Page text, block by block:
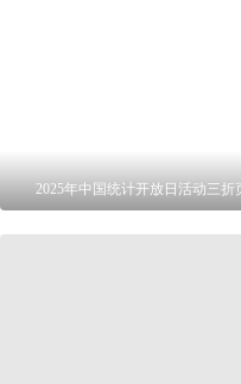
2025年中国统计开放日活动三折